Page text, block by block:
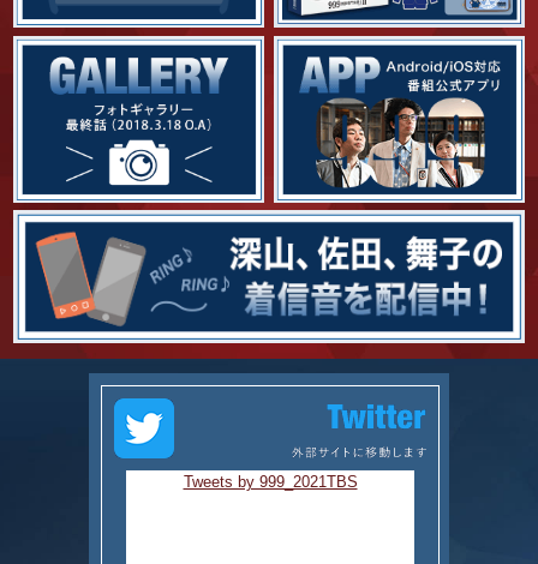
Tweets by 999_2021TBS